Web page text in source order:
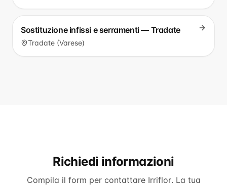
Sostituzione infissi e serramenti — Tradate
Tradate (Varese)
Richiedi informazioni
Compila il form per contattare Irriflor. La tua